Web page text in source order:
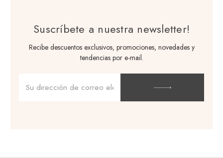
Suscríbete a nuestra newsletter!
Recibe descuentos exclusivos, promociones, novedades y
tendencias por e-mail.
de
correo